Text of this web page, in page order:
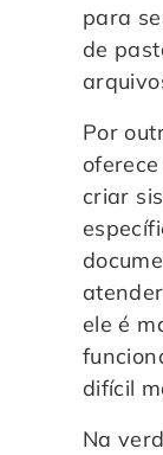
para
de
Por
oferece
criar
ele é
difícil
Na